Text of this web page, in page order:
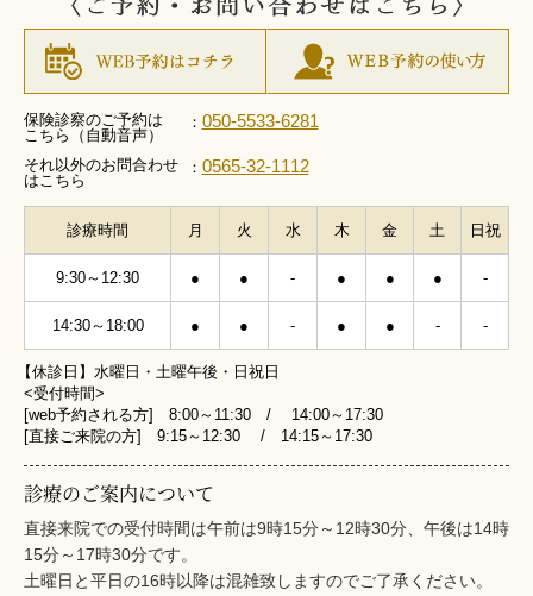
保険診察のご予約は
こちら（自動音声）
： 050-5533-6281
それ以外のお問合わせ
はこちら
： 0565-32-1112
診療時間 月 火 水 木 金 土 日祝
9:30～12:30 ● ● - ● ● ● -
14:30～18:00 ● ● - ● ● - -
【休診日】水曜日・土曜午後・日祝日
<受付時間>
[web予約される方] 8:00～11:30 / 14:00～17:30
[直接ご来院の方] 9:15～12:30 / 14:15～17:30
診療のご案内について
直接来院での受付時間は午前は9時15分～12時30分、午後は14時
15分～17時30分です。
土曜日と平日の16時以降は混雑致しますのでご了承ください。